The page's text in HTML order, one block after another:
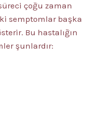
çoğu zaman
semptomlar başka
Bu hastalığın
şunlardır: